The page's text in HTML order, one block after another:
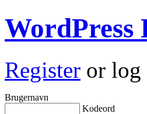
Register or log
Brugernavn
Kodeord